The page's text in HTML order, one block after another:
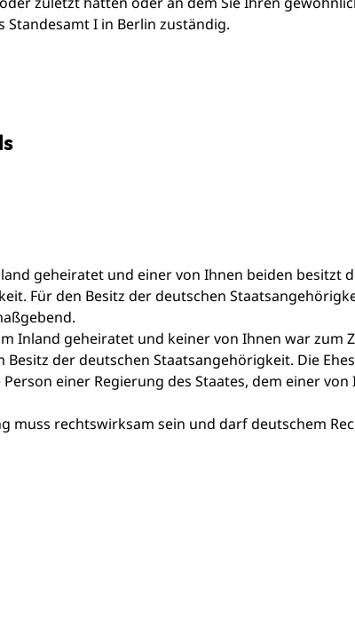
Standesamt I in Berlin zuständig.
geheiratet und einer von Ihnen beiden besitzt
Für den Besitz der deutschen
Inland geheiratet und keiner von Ihnen war zum
Besitz der deutschen Staatsangehörigkeit. Die
einer Regierung des Staates, dem einer
muss rechtswirksam sein und darf deutschem